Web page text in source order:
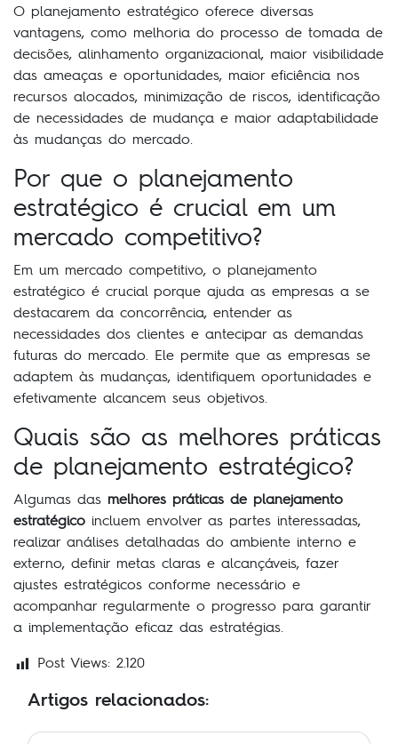
O planejamento estratégico oferece diversas
vantagens, como melhoria do processo de tomada de
decisões, alinhamento organizacional, maior visibilidade
das ameaças e oportunidades, maior eficiência nos
recursos alocados, minimização de riscos, identificação
de necessidades de mudança e maior adaptabilidade
às mudanças do mercado.
Por que o planejamento
estratégico é crucial em um
mercado competitivo?
Em um mercado competitivo, o planejamento
estratégico é crucial porque ajuda as empresas a se
destacarem da concorrência, entender as
necessidades dos clientes e antecipar as demandas
futuras do mercado. Ele permite que as empresas se
adaptem às mudanças, identifiquem oportunidades e
efetivamente alcancem seus objetivos.
Quais são as melhores práticas
de planejamento estratégico?
Algumas das melhores práticas de planejamento
estratégico incluem envolver as partes interessadas,
realizar análises detalhadas do ambiente interno e
externo, definir metas claras e alcançáveis, fazer
ajustes estratégicos conforme necessário e
acompanhar regularmente o progresso para garantir
a implementação eficaz das estratégias.
Post Views: 2.120
Artigos relacionados: